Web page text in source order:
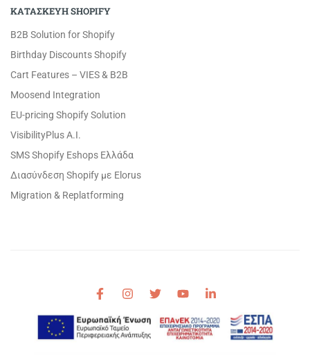
ΚΑΤΑΣΚΕΥΗ SHOPIFY
B2B Solution for Shopify
Birthday Discounts Shopify
Cart Features – VIES & B2B
Moosend Integration
EU-pricing Shopify Solution
VisibilityPlus A.I.
SMS Shopify Eshops Ελλάδα
Διασύνδεση Shopify με Elorus
Migration & Replatforming